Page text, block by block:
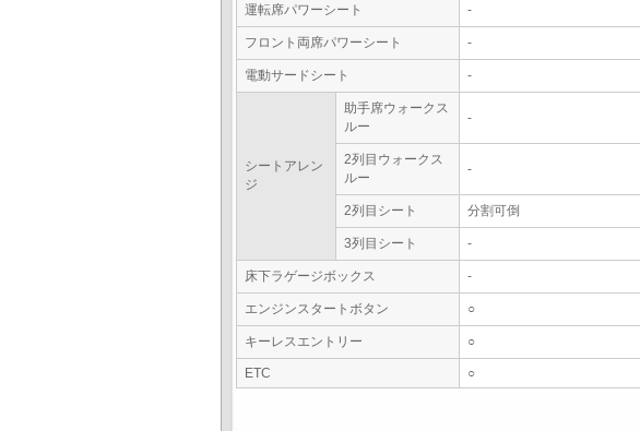
運転席パワーシート -
フロント両席パワーシート -
電動サードシート -
シートアレン
ジ
助手席ウォークス
ルー
-
2列目ウォークス
ルー
-
2列目シート 分割可倒
3列目シート -
床下ラゲージボックス -
エンジンスタートボタン ○
キーレスエントリー ○
ETC ○